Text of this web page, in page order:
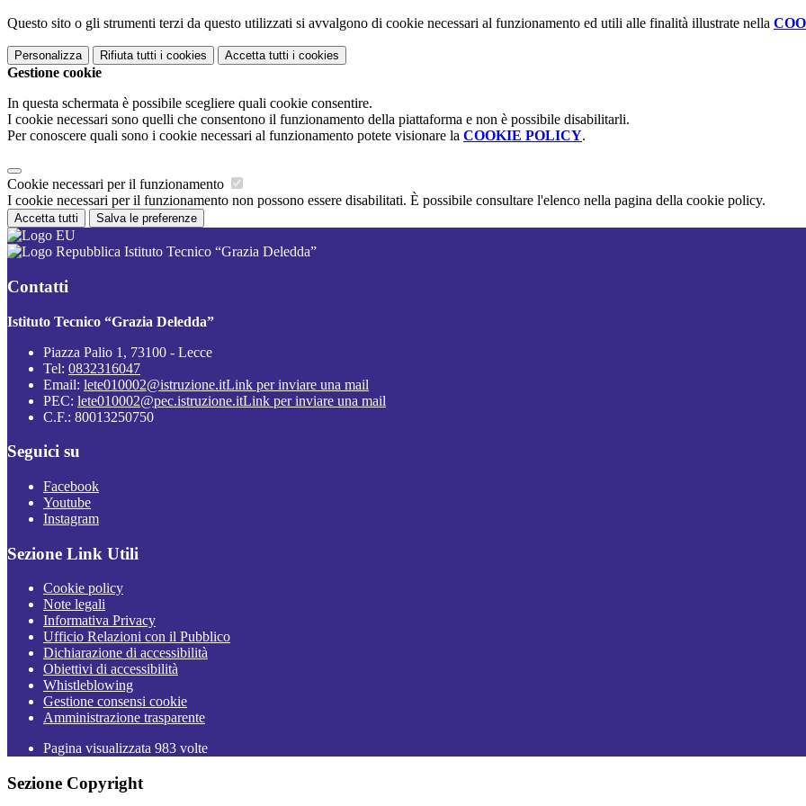
Questo sito o gli strumenti terzi da questo utilizzati si avvalgono di cookie necessari al funzionamento ed utili alle finalità illustrate nella
Personalizza Rifiuta tutti i cookies Accetta tutti i cookies
Gestione cookie
In questa schermata è possibile scegliere quali cookie consentire.
I cookie necessari sono quelli che consentono il funzionamento della piattaforma e non è possibile disabilitarli.
Per conoscere quali sono i cookie necessari al funzionamento potete visionare la COOKIE POLICY.
Cookie necessari per il funzionamento
I cookie necessari per il funzionamento non possono essere disabilitati. È possibile consultare l'elenco nella pagina della cookie policy.
Accetta tutti Salva le preferenze
Istituto Tecnico “Grazia Deledda”
Contatti
Istituto Tecnico “Grazia Deledda”
Piazza Palio 1, 73100 - Lecce
Tel: 0832316047
Email: lete010002@istruzione.itLink per inviare una mail
PEC: lete010002@pec.istruzione.itLink per inviare una mail
C.F.: 80013250750
Seguici su
Facebook
Youtube
Instagram
Sezione Link Utili
Cookie policy
Note legali
Informativa Privacy
Ufficio Relazioni con il Pubblico
Dichiarazione di accessibilità
Obiettivi di accessibilità
Whistleblowing
Gestione consensi cookie
Amministrazione trasparente
Pagina visualizzata 983 volte
Sezione Copyright